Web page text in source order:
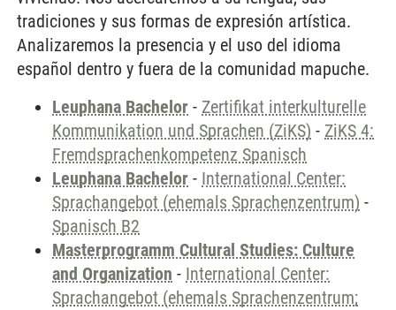
tradiciones y sus formas de expresión artística.
Analizaremos la presencia y el uso del idioma
español dentro y fuera de la comunidad mapuche.
Leuphana Bachelor - Zertifikat interkulturelle
Kommunikation und Sprachen (ZiKS) - ZiKS 4:
Fremdsprachenkompetenz Spanisch
Leuphana Bachelor - International Center:
Sprachangebot (ehemals Sprachenzentrum) -
Spanisch B2
Masterprogramm Cultural Studies: Culture
and Organization - International Center:
Sprachangebot (ehemals Sprachenzentrum;